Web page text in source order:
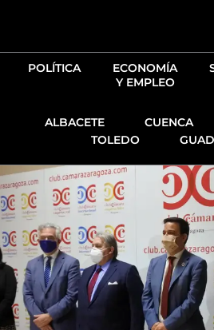
POLÍTICA
ECONOMÍA
Y EMPLEO
ALBACETE CUENCA
TOLEDO